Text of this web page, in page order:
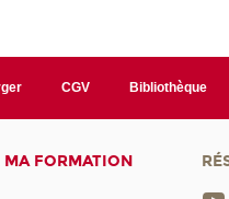
CGV Bibliothèque
MA FORMATION